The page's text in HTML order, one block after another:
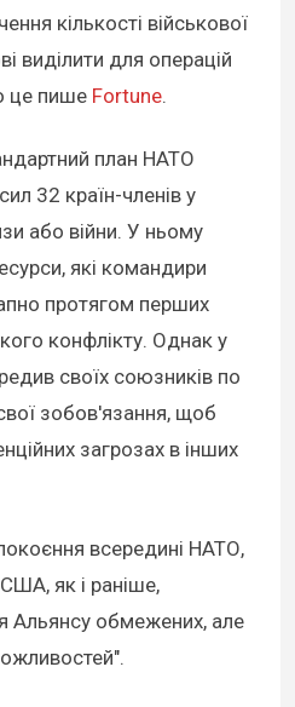
кількості військової
виділити для операцій
це пише Fortune.
план НАТО
32 країн-членів у
або війни. У ньому
які командири
протягом перших
конфлікту. Однак у
своїх союзників по
зобов'язання, щоб
загрозах в інших
всередині НАТО,
як і раніше,
Альянсу обмежених, але